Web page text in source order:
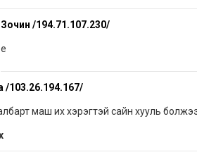
Зочин /194.71.107.230/
e
/103.26.194.167/
маш их хэрэгтэй сайн хууль